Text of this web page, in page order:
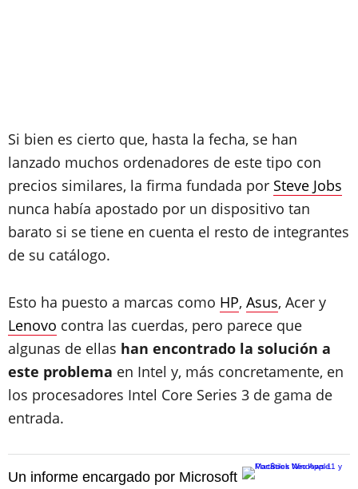
Si bien es cierto que, hasta la fecha, se han
lanzado muchos ordenadores de este tipo con
precios similares, la firma fundada por Steve Jobs
nunca había apostado por un dispositivo tan
barato si se tiene en cuenta el resto de integrantes
de su catálogo.
Esto ha puesto a marcas como HP, Asus, Acer y
Lenovo contra las cuerdas, pero parece que
algunas de ellas han encontrado la solución a
este problema en Intel y, más concretamente, en
los procesadores Intel Core Series 3 de gama de
entrada.
Un informe encargado por Microsoft